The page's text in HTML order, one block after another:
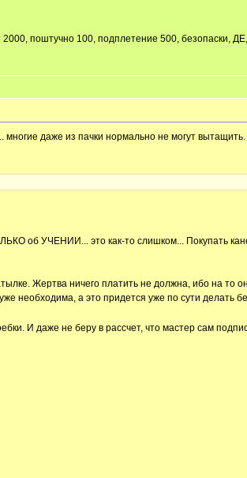
поштучно 100, подплетение 500, безопаски,
многие даже из пачки нормально не могут
об УЧЕНИИ... это как-то слишком... Покупать
Жертва ничего платить не должна, ибо на то
необходима, а это придется уже по сути делать
И даже не беру в рассчет, что мастер сам